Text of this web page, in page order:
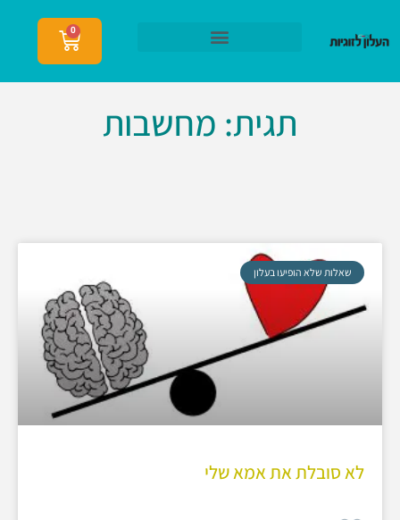
0
תגית: מחשבות
שאלות שלא הופיעו בעלון
לא סובלת את אמא שלי